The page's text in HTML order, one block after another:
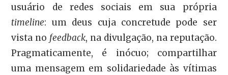
usuário de redes sociais em sua própria
timeline: um deus cuja concretude pode ser
vista no feedback, na divulgação, na reputação.
Pragmaticamente, é inócuo; compartilhar
uma mensagem em solidariedade às vítimas